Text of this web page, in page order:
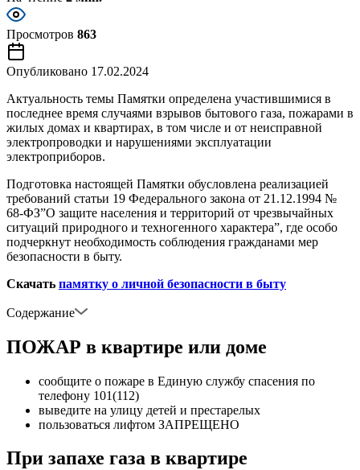
Просмотров 863
Опубликовано 17.02.2024
Актуальность темы Памятки определена участившимися в
последнее время случаями взрывов бытового газа, пожарами в
жилых домах и квартирах, в том числе и от неисправной
электропроводки и нарушениями эксплуатации
электроприборов.
Подготовка настоящей Памятки обусловлена реализацией
требований статьи 19 Федерального закона от 21.12.1994 №
68-ФЗ”О защите населения и территорий от чрезвычайных
ситуаций природного и техногенного характера”, где особо
подчеркнут необходимость соблюдения гражданами мер
безопасности в быту.
Скачать памятку о личной безопасности в быту
Содержание
ПОЖАР в квартире или доме
сообщите о пожаре в Единую службу спасения по
телефону 101(112)
выведите на улицу детей и престарелых
пользоваться лифтом ЗАПРЕЩЕНО
При запахе газа в квартире